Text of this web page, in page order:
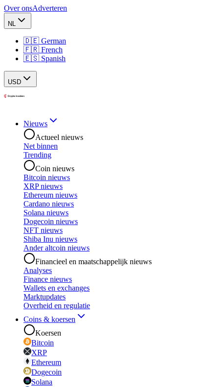
Over onsAdverteren
NL
🇩🇪 German
🇫🇷 French
🇪🇸 Spanish
USD
Nieuws
Actueel nieuws
Net binnen
Trending
Coin nieuws
Bitcoin nieuws
XRP nieuws
Ethereum nieuws
Cardano nieuws
Solana nieuws
Dogecoin nieuws
NFT nieuws
Shiba Inu nieuws
Ander altcoin nieuws
Financieel en maatschappelijk nieuws
Analyses
Finance nieuws
Wallets en exchanges
Marktupdates
Overheid en regulatie
Coins & koersen
Koersen
Bitcoin
XRP
Ethereum
Dogecoin
Solana